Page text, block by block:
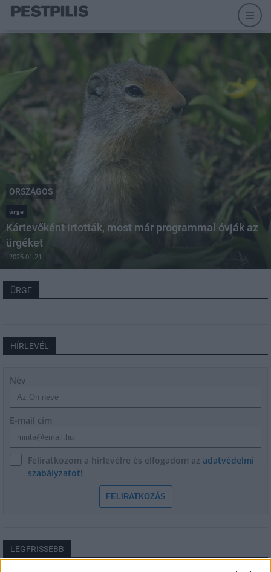
ORSZÁGOS
ürge
Kártevőként irtották, most már programmal óvják az
ürgéket
2026.01.21
ÜRGE
HÍRLEVÉL
Név
E-mail cím
Feliratkozom a hírlevélre és elfogadom az adatvédelmi
szabályzatot!
FELIRATKOZÁS
LEGFRISSEBB